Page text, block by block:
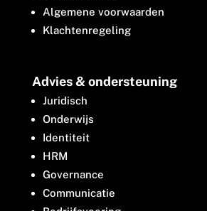
Algemene voorwaarden
Klachtenregeling
Advies & ondersteuning
Juridisch
Onderwijs
Identiteit
HRM
Governance
Communicatie